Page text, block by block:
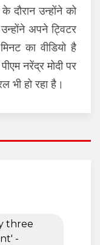
दौरान उन्होंने को
अपने ट्विटर
का वीडियो है
नरेंद्र मोदी पर
भी हो रहा है।
three
-